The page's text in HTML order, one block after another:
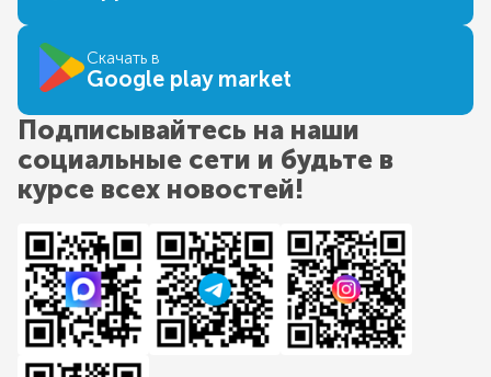
Скачать в
Google play market
Подписывайтесь на наши
социальные сети и будьте в
курсе всех новостей!